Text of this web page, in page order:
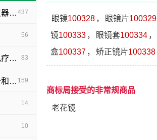
外科、医疗和兽医用仪器、器械、设备，不包括电子、核子、电疗、医疗用Ｘ光设备、器械及仪器 437
56
医疗用电子、核子、电疗和Ｘ光设备 83
医疗用辅助器具、设备和用品 159
14
10
眼镜100328 ， 眼镜片100329
镜100333 ， 眼镜套100334 ，
盒100337 ， 矫正镜片100338
商标局接受的非常规商品
老花镜